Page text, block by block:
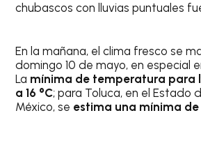
chubascos con lluvias puntuales
En la mañana, el clima fresco se
domingo 10 de mayo, en especial
La mínima de temperatura para
a 16 °C; para Toluca, en el Estado
México, se estima una mínima de